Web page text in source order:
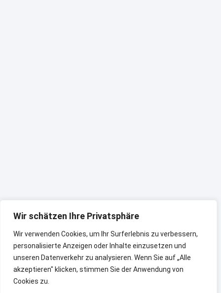
Wir schätzen Ihre Privatsphäre
Wir verwenden Cookies, um Ihr Surferlebnis zu verbessern,
personalisierte Anzeigen oder Inhalte einzusetzen und
unseren Datenverkehr zu analysieren. Wenn Sie auf „Alle
akzeptieren" klicken, stimmen Sie der Anwendung von
Cookies zu.